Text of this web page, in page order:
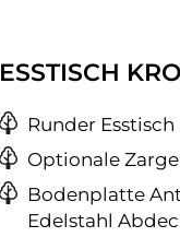
ESSTISCH
Runder
Optionale Zarge
Bodenplatte
Edelstahl